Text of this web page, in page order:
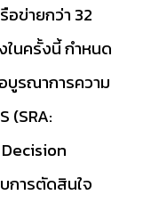
อข่ายกว่า 32
นครั้งนี้ กำหนด
บูรณาการความ
(SRA:
การตัดสินใจ